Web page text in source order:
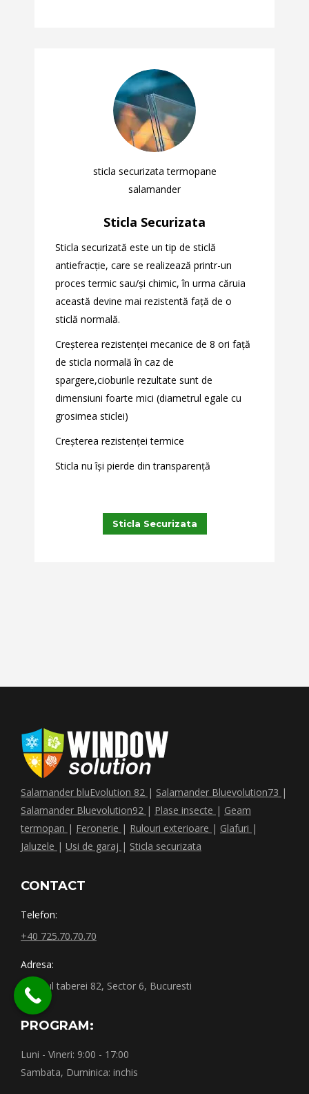
sticla securizata termopane
salamander
Sticla Securizata
Sticla securizată este un tip de sticlă
antiefracție, care se realizează printr-un
proces termic sau/și chimic, în urma căruia
această devine mai rezistentă față de o
sticlă normală.
Creșterea rezistenței mecanice de 8 ori față
de sticla normală în caz de
spargere,cioburile rezultate sunt de
dimensiuni foarte mici (diametrul egale cu
grosimea sticlei)
Creșterea rezistenței termice
Sticla nu își pierde din transparență
Sticla Securizata
Salamander bluEvolution 82 | Salamander Bluevolution73 |
Salamander Bluevolution92 | Plase insecte | Geam
termopan | Feronerie | Rulouri exterioare | Glafuri |
Jaluzele | Usi de garaj | Sticla securizata
CONTACT
Telefon:
+40 725.70.70.70
Adresa:
Drumul taberei 82, Sector 6, Bucuresti
PROGRAM:
Luni - Vineri: 9:00 - 17:00
Sambata, Duminica: inchis